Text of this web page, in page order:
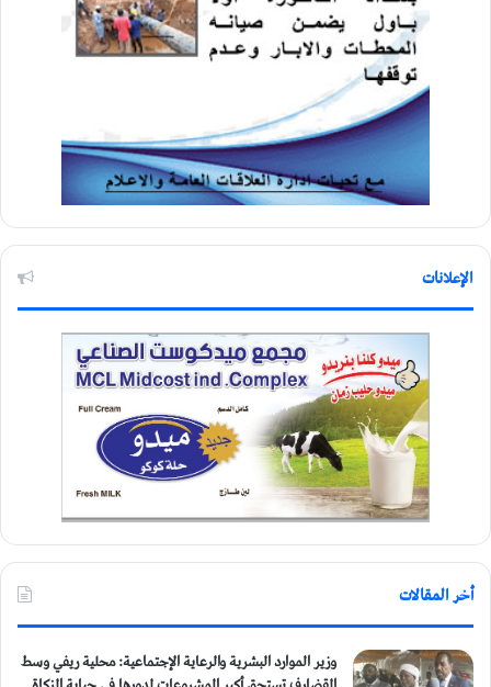
الإعلانات
أخر المقالات
وزير الموارد البشرية والرعاية الإجتماعية: محلية ريفي وسط